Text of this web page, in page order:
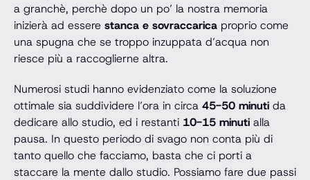
a granchè, perchè dopo un po’ la nostra memoria
inizierà ad essere stanca e sovraccarica proprio come
una spugna che se troppo inzuppata d’acqua non
riesce più a raccoglierne altra.
Numerosi studi hanno evidenziato come la soluzione
ottimale sia suddividere l’ora in circa 45-50 minuti da
dedicare allo studio, ed i restanti 10-15 minuti alla
pausa. In questo periodo di svago non conta più di
tanto quello che facciamo, basta che ci porti a
staccare la mente dallo studio. Possiamo fare due passi